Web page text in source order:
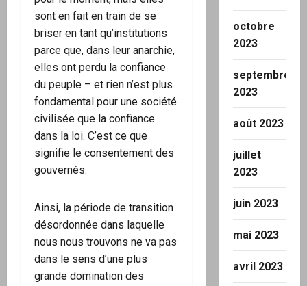
sont en fait en train de se
briser en tant qu’institutions
parce que, dans leur anarchie,
elles ont perdu la confiance
du peuple – et rien n’est plus
fondamental pour une société
civilisée que la confiance
dans la loi. C’est ce que
signifie le consentement des
gouvernés.
Ainsi, la période de transition
désordonnée dans laquelle
nous nous trouvons ne va pas
dans le sens d’une plus
grande domination des
octobre
2023
septembre
2023
août 2023
juillet
2023
juin 2023
mai 2023
avril 2023